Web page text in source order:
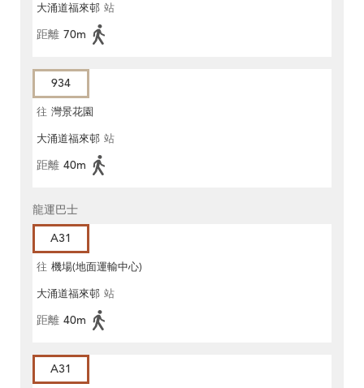
大涌道福來邨 站
距離 70m
934
往 灣景花園
大涌道福來邨 站
距離 40m
龍運巴士
A31
往 機場(地面運輸中心)
大涌道福來邨 站
距離 40m
A31